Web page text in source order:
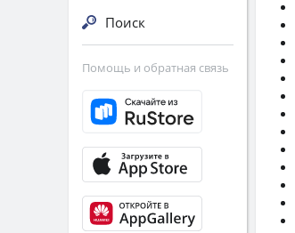
Поиск
Помощь и обратная связь